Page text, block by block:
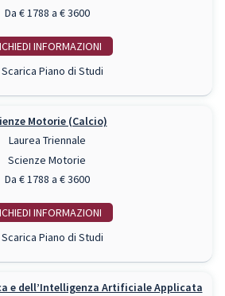
Da € 1788 a € 3600
INFO
Piano di Studi
Motorie (Calcio)
Laurea Triennale
Scienze Motorie
Da € 1788 a € 3600
INFO
Piano di Studi
e dell’Intelligenza Artificiale Applicata